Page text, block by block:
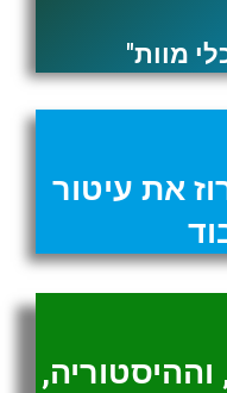
מוות"
את עיטור
וההיסטוריה,